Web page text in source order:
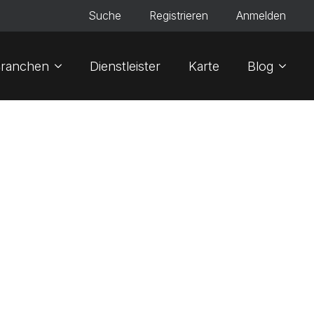
Suche Registrieren Anmelden
Dienstleister Karte Blog